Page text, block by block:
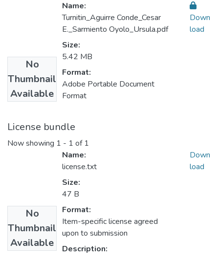
No
Thumbnail
Available
Name:
Turnitin_Aguirre Conde_Cesar
E._Sarmiento Oyolo_Ursula.pdf
Size:
5.42 MB
Format:
Adobe Portable Document
Format
Down
load
License bundle
Now showing 1 - 1 of 1
No
Thumbnail
Available
Name:
license.txt
Size:
47 B
Format:
Item-specific license agreed
upon to submission
Description:
Down
load